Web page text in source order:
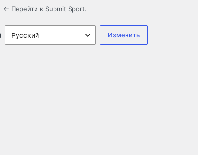
← Перейти к Submit Sport.
Язык